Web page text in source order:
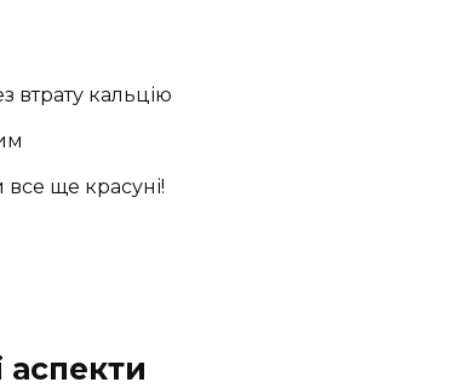
втрату кальцію
все ще красуні!
аспекти